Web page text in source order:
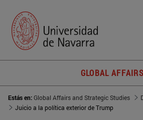
GLOBAL AFFAIRS
Estás en:Global Affairs and Strategic Studies
Juicio a la política exterior de Trump